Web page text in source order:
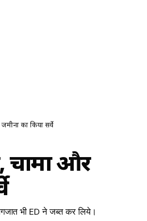
का किया सर्वे
चामा और
भी ED ने जब्त कर लिये।